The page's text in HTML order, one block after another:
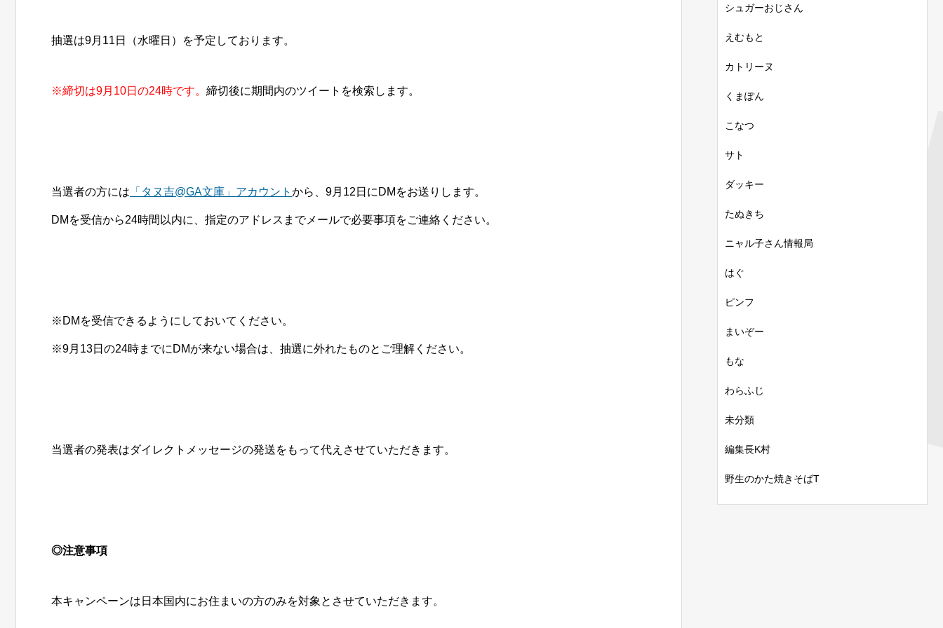
抽選は9月11日（水曜日）を予定しております。
※締切は9月10日の24時です。 締切後に期間内のツイートを検索します。
当選者の方には 「タヌ吉@GA文庫」アカウント から、9月12日にDMをお送りします。
DMを受信から24時間以内に、指定のアドレスまでメールで必要事項をご連絡ください。
※DMを受信できるようにしておいてください。
※9月13日の24時までにDMが来ない場合は、抽選に外れたものとご理解ください。
当選者の発表はダイレクトメッセージの発送をもって代えさせていただきます。
◎注意事項
本キャンペーンは日本国内にお住まいの方のみを対象とさせていただきます。
シュガーおじさん
えむもと
カトリーヌ
くまぽん
こなつ
サト
ダッキー
たぬきち
ニャル子さん情報局
はぐ
ピンフ
まいぞー
もな
わらふじ
未分類
編集長K村
野生のかた焼きそばT